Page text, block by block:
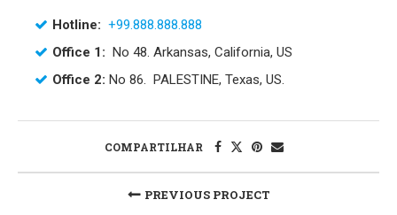
Hotline: +99.888.888.888
Office 1: No 48. Arkansas, California, US
Office 2: No 86. PALESTINE, Texas, US.
COMPARTILHAR
PREVIOUS PROJECT